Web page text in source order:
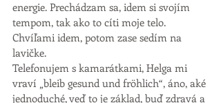
energie. Prechádzam sa, idem si svojím
tempom, tak ako to cíti moje telo.
Chvíľami idem, potom zase sedím na
lavičke.
Telefonujem s kamarátkami, Helga mi
vraví „bleib gesund und fröhlich“, áno, aké
jednoduché, veď to je základ, buď zdravá a